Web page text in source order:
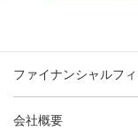
ファイナンシャルフ
会社概要